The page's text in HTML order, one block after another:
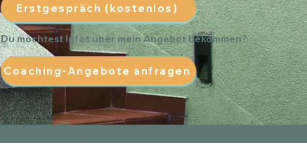
Erstgespräch (kostenlos)
Du möchtest Infos über mein Angebot bekommen?
Coaching-Angebote anfragen